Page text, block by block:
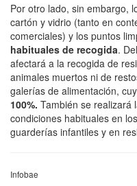
Por otro lado, sin embargo,
cartón y vidrio (tanto en
comerciales) y los puntos
habituales de recogida.
afectará a la recogida de
animales muertos ni de
galerías de alimentación,
100%. También se realizará
condiciones habituales en
guarderías infantiles y en
Infobae